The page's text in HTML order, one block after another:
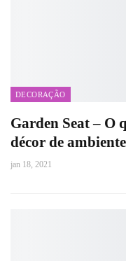
DECORAÇÃO
Garden Seat – O
décor de
jan 18, 2021